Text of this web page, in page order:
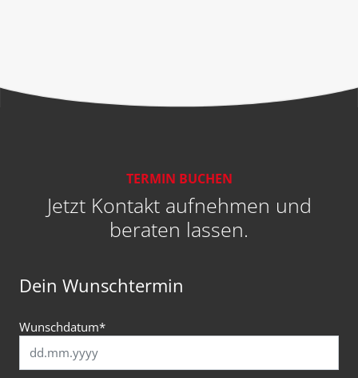
TERMIN BUCHEN
Jetzt Kontakt aufnehmen und
beraten lassen.
Dein Wunschtermin
Wunschdatum*